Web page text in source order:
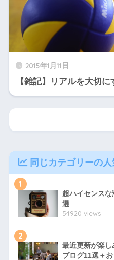
2015年1月11日
【雑記】リアルを大切
同じカテゴリーの
1
超ハイセンス
選
54920 views
2
最近更新が楽
ブログ11選＋